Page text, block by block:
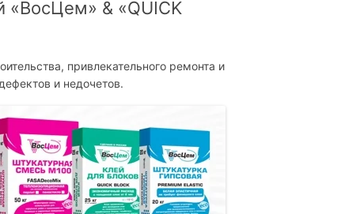
«ВосЦем» & «QUICK
привлекательного ремонта и
и недочетов.